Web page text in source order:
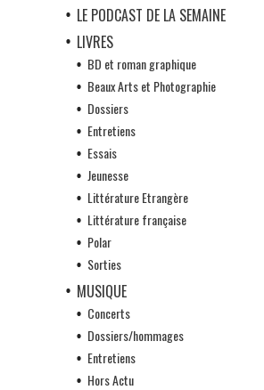
LE PODCAST DE LA SEMAINE
LIVRES
BD et roman graphique
Beaux Arts et Photographie
Dossiers
Entretiens
Essais
Jeunesse
Littérature Etrangère
Littérature française
Polar
Sorties
MUSIQUE
Concerts
Dossiers/hommages
Entretiens
Hors Actu